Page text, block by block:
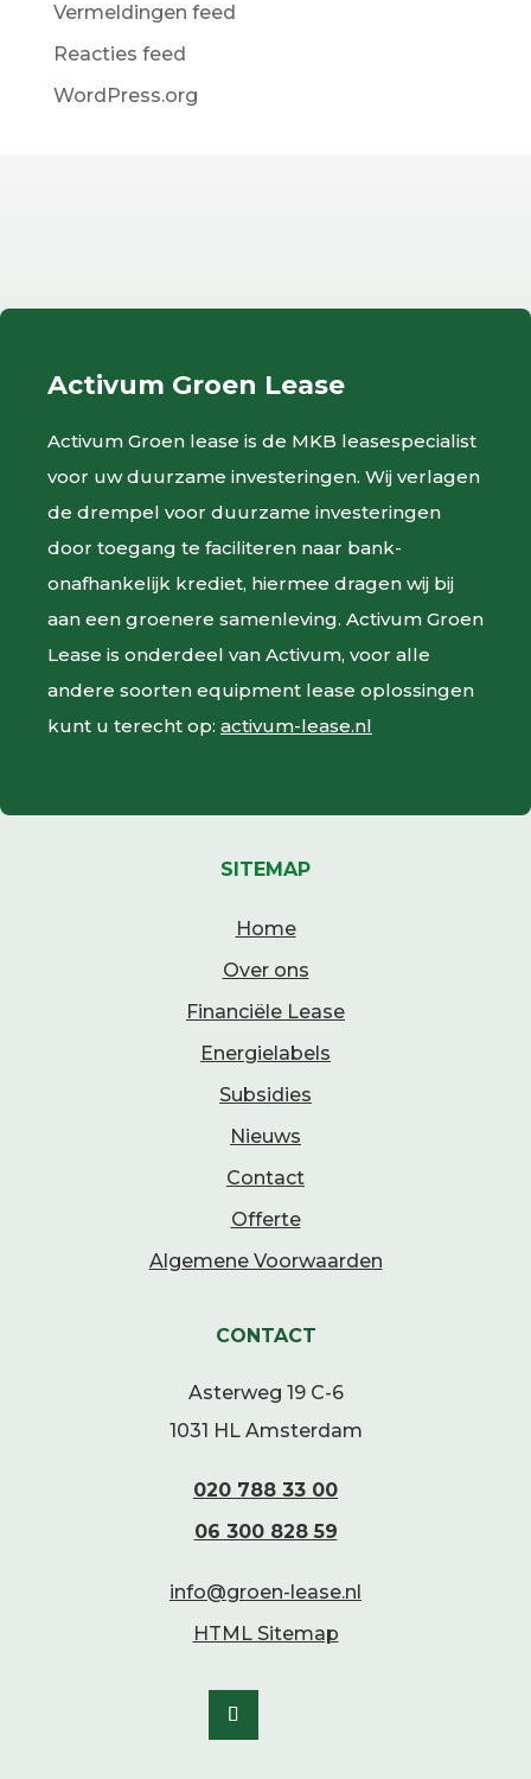
Vermeldingen feed
Reacties feed
WordPress.org
Activum Groen Lease
Activum Groen lease is de MKB leasespecialist
voor uw duurzame investeringen. Wij verlagen
de drempel voor duurzame investeringen
door toegang te faciliteren naar bank-
onafhankelijk krediet, hiermee dragen wij bij
aan een groenere samenleving. Activum Groen
Lease is onderdeel van Activum, voor alle
andere soorten equipment lease oplossingen
kunt u terecht op: activum-lease.nl
SITEMAP
Home
Over ons
Financiële Lease
Energielabels
Subsidies
Nieuws
Contact
Offerte
Algemene Voorwaarden
CONTACT
Asterweg 19 C-6
1031 HL Amsterdam
020 788 33 00
06 300 828 59
info@groen-lease.nl
HTML Sitemap